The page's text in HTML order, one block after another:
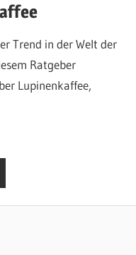
Trend in der Welt der
Ratgeber
Lupinenkaffee,